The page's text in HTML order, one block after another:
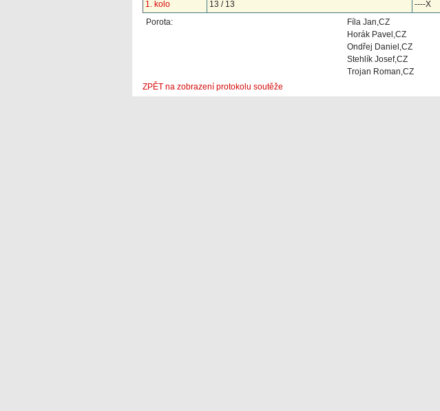
1. kolo
13 / 13 ----X
Porota:
Fíla Jan,CZ
Horák Pavel,CZ
Ondřej Daniel,CZ
Stehlík Josef,CZ
Trojan Roman,CZ
ZPĚT na zobrazení protokolu soutěže